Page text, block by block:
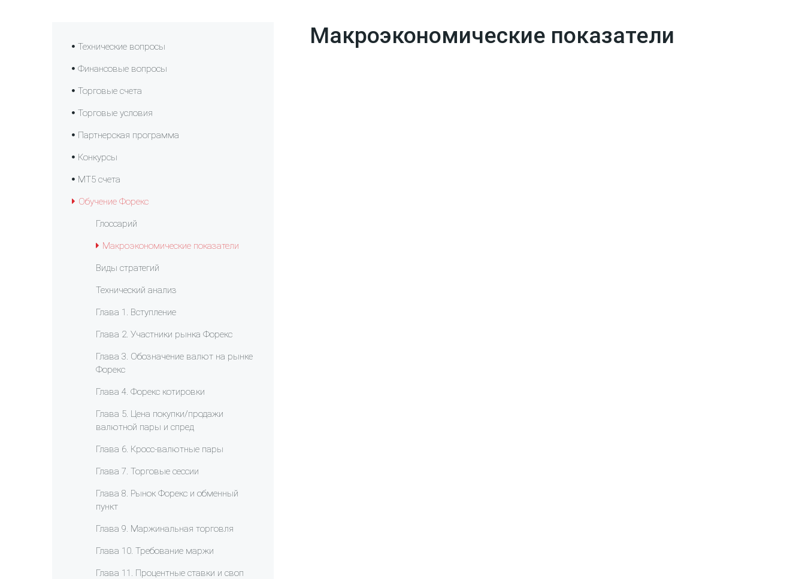
Технические вопросы
Финансовые вопросы
Торговые счета
Торговые условия
Партнерская программа
Конкурсы
МТ5 счета
Обучение Форекс
Глоссарий
Макроэкономические показатели
Виды стратегий
Технический анализ
Глава 1. Вступление
Глава 2. Участники рынка Форекс
Глава 3. Обозначение валют на рынке
Форекс
Глава 4. Форекс котировки
Глава 5. Цена покупки/продажи
валютной пары и спред
Глава 6. Кросс-валютные пары
Глава 7. Торговые сессии
Глава 8. Рынок Форекс и обменный
пункт
Глава 9. Маржинальная торговля
Глава 10. Требование маржи
Глава 11. Процентные ставки и своп
Макроэкономические показатели